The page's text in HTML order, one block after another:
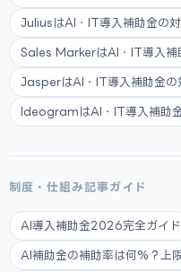
JuliusはAI・IT導入補助金の
Sales MarkerはAI・IT導入補
JasperはAI・IT導入補助金の
IdeogramはAI・IT導入補助
制度・仕組み記事ガイド
AI導入補助金2026完全ガイド
AI補助金の補助率は何%？上